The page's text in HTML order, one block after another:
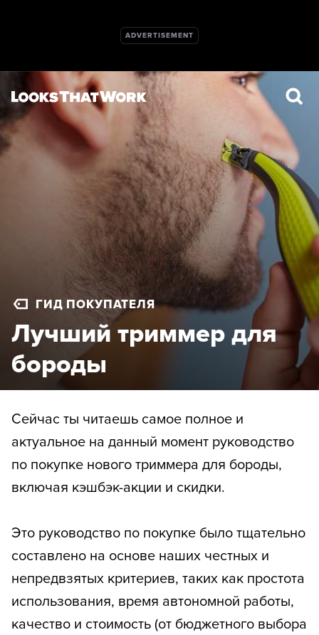
ГИД ПОКУПАТЕЛЯ
Лучший триммер для
бороды
Сейчас ты читаешь самое полное и
актуальное на данный момент руководство
по покупке нового триммера для бороды,
включая кэшбэк-акции и скидки.
Это руководство по покупке было тщательно
составлено на основе наших честных и
непредвзятых критериев, таких как простота
использования, время автономной работы,
качество и стоимость (от бюджетного выбора